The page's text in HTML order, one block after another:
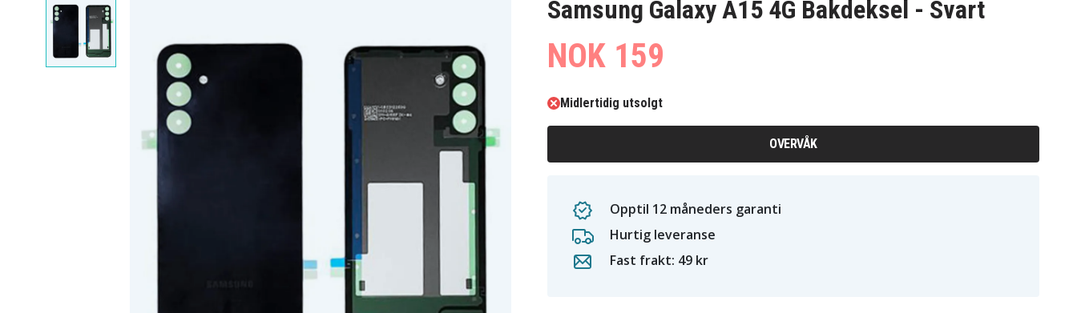
Samsung Galaxy A15 4G Bakdeksel - Svart
NOK 159
Midlertidig utsolgt
OVERVÅK
Opptil 12 måneders garanti
Hurtig leveranse
Fast frakt: 49 kr